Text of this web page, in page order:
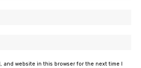
and website in this browser for the next time I